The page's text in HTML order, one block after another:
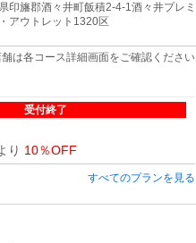
印旛郡酒々井町飯積2-4-1酒々井プレミ
アウトレット1320区
は各コース詳細画面をご確認ください
受付終了
り 10％OFF
すべてのプランを見る